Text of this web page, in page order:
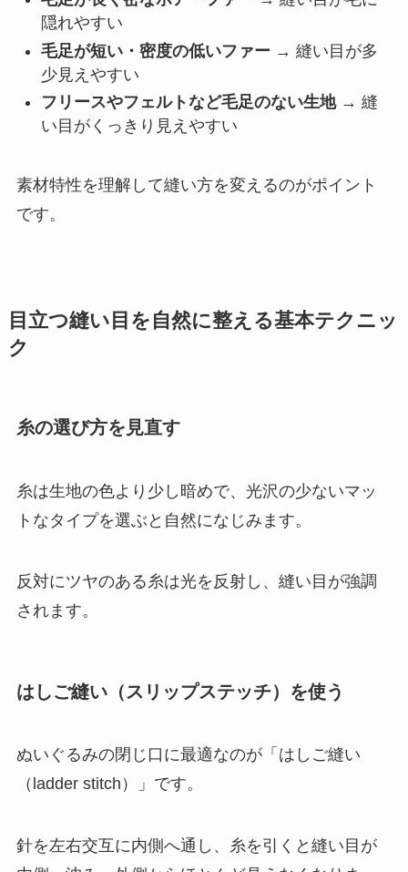
隠れやすい
毛足が短い・密度の低いファー → 縫い目が多
少見えやすい
フリースやフェルトなど毛足のない生地→ 縫
い目がくっきり見えやすい
素材特性を理解して縫い方を変えるのがポイント
です。
目立つ縫い目を自然に整える基本テクニッ
ク
糸の選び方を見直す
糸は生地の色より少し暗めで、光沢の少ないマッ
トなタイプを選ぶと自然になじみます。
反対にツヤのある糸は光を反射し、縫い目が強調
されます。
はしご縫い（スリップステッチ）を使う
ぬいぐるみの閉じ口に最適なのが「はしご縫い
（ladder stitch）」です。
針を左右交互に内側へ通し、糸を引くと縫い目が